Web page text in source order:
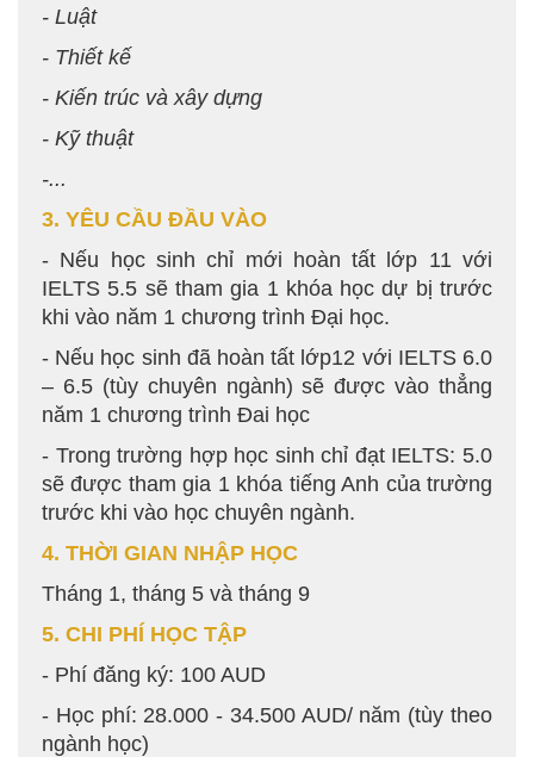
- Luật
- Thiết kế
- Kiến trúc và xây dựng
- Kỹ thuật
-...
3. YÊU CẦU ĐẦU VÀO
- Nếu học sinh chỉ mới hoàn tất lớp 11 với
IELTS 5.5 sẽ tham gia 1 khóa học dự bị trước
khi vào năm 1 chương trình Đại học.
- Nếu học sinh đã hoàn tất lớp12 với IELTS 6.0
– 6.5 (tùy chuyên ngành) sẽ được vào thẳng
năm 1 chương trình Đai học
- Trong trường hợp học sinh chỉ đạt IELTS: 5.0
sẽ được tham gia 1 khóa tiếng Anh của trường
trước khi vào học chuyên ngành.
4. THỜI GIAN NHẬP HỌC
Tháng 1, tháng 5 và tháng 9
5. CHI PHÍ HỌC TẬP
- Phí đăng ký: 100 AUD
- Học phí: 28.000 - 34.500 AUD/ năm (tùy theo
ngành học)